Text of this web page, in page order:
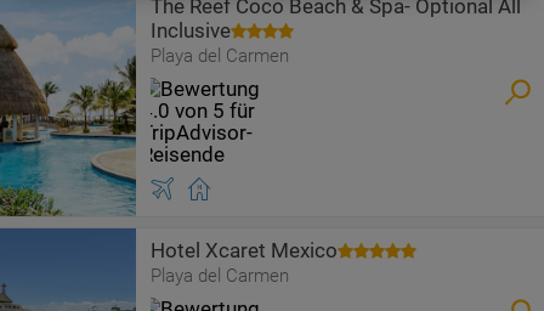
The Reef Coco Beach & Spa- Optional All
Inclusive
Playa del Carmen
Hotel Xcaret Mexico
Playa del Carmen